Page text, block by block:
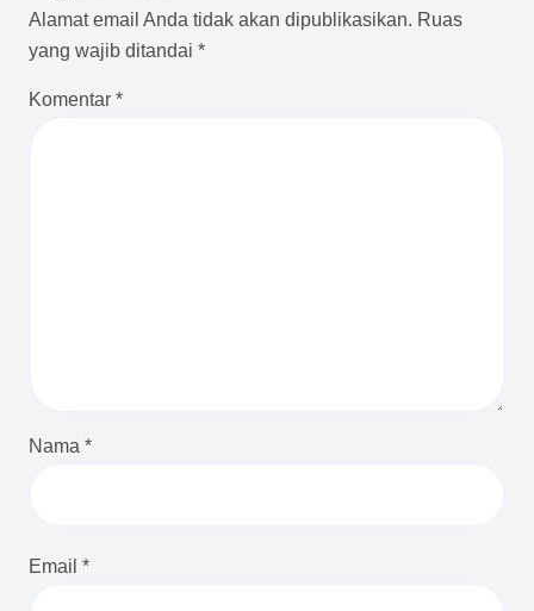
Alamat email Anda tidak akan dipublikasikan. Ruas
yang wajib ditandai *
Komentar *
Nama *
Email *